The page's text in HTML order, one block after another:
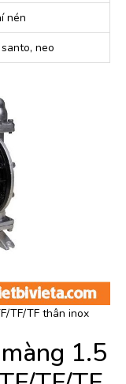
nén
neo
TF/TF thân inox
1.5